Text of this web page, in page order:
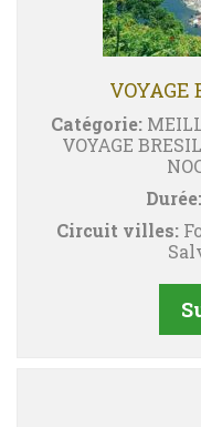
VOYAGE
Catégorie:
VOYAGE
Durée:
Circuit villes: